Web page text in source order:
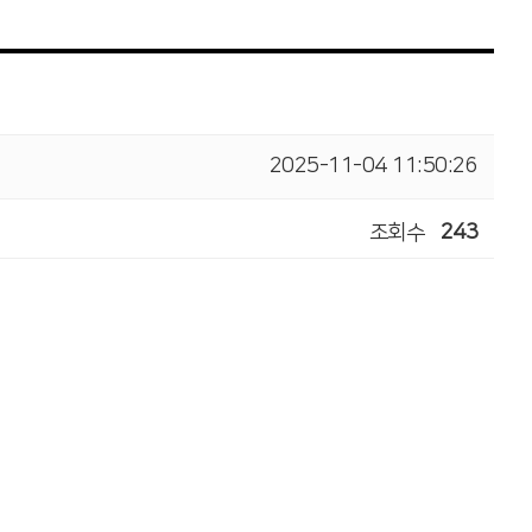
2025-11-04 11:50:26
조회수 243